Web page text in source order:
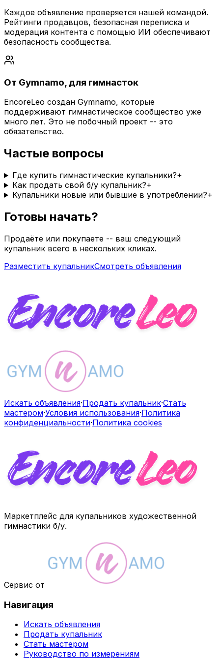
Каждое объявление проверяется нашей командой.
Рейтинги продавцов, безопасная переписка и
модерация контента с помощью ИИ обеспечивают
безопасность сообщества.
От Gymnamo, для гимнасток
EncoreLeo создан Gymnamo, которые
поддерживают гимнастическое сообщество уже
много лет. Это не побочный проект -- это
обязательство.
Частые вопросы
Где купить гимнастические купальники?+
Как продать свой б/у купальник?+
Купальники новые или бывшие в употреблении?+
Готовы начать?
Продаёте или покупаете -- ваш следующий
купальник всего в нескольких кликах.
Разместить купальникСмотреть объявления
Искать объявления·Продать купальник·Стать
мастером·Условия использования·Политика
конфиденциальности·Политика cookies
Маркетплейс для купальников художественной
гимнастики б/у.
Сервис от
Навигация
Искать объявления
Продать купальник
Стать мастером
Руководство по измерениям